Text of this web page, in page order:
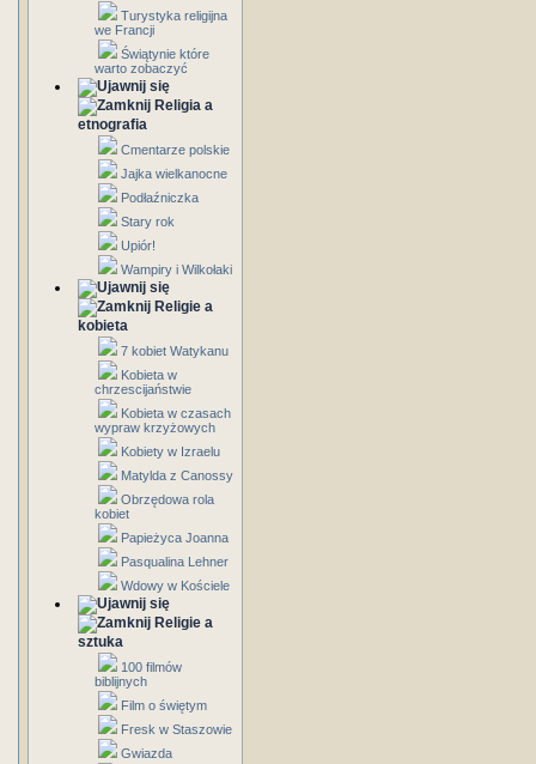
Turystyka religijna
we Francji
Świątynie które
warto zobaczyć
Religia a
etnografia
Cmentarze polskie
Jajka wielkanocne
Podłaźniczka
Stary rok
Upiór!
Wampiry i Wilkołaki
Religie a
kobieta
7 kobiet Watykanu
Kobieta w
chrzescijaństwie
Kobieta w czasach
wypraw krzyżowych
Kobiety w Izraelu
Matylda z Canossy
Obrzędowa rola
kobiet
Papieżyca Joanna
Pasqualina Lehner
Wdowy w Kościele
Religie a
sztuka
100 filmów
biblijnych
Film o świętym
Fresk w Staszowie
Gwiazda